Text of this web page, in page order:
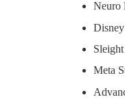
Neuro
Meta